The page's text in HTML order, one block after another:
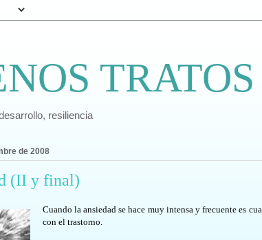
TRATOS
resiliencia
de 2008
(II y final)
Cuando la ansiedad se hace muy intensa y frecuente es
con el trastorno.